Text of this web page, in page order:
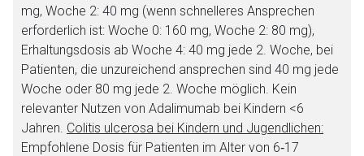
mg, Woche 2: 40 mg (wenn schnelleres Ansprechen
erforderlich ist: Woche 0: 160 mg, Woche 2: 80 mg),
Erhaltungsdosis ab Woche 4: 40 mg jede 2. Woche, bei
Patienten, die unzureichend ansprechen sind 40 mg jede
Woche oder 80 mg jede 2. Woche möglich. Kein
relevanter Nutzen von Adalimumab bei Kindern <6
Jahren. Colitis ulcerosa bei Kindern und Jugendlichen:
Empfohlene Dosis für Patienten im Alter von 6‐17